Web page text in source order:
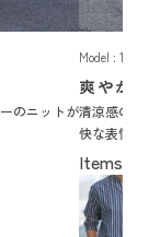
のニットが
Model : 179
爽やか
清涼感のあ
快な表情に
きれいめ